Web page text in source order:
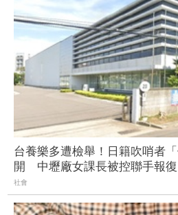
台養樂多遭檢舉！日籍吹哨者
開 中壢廠女課長被控聯手報復
社會